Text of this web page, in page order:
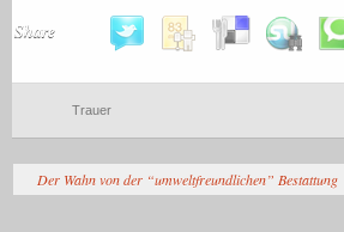
Share
Trauer
Der Wahn von der “umweltfreundlichen” Bestattung